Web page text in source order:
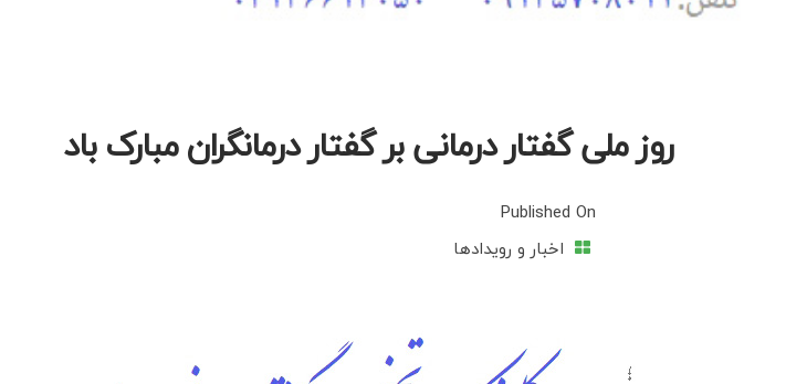
روز ملی گفتار درمانی بر گفتار درمانگران مبارک باد
Published On
اخبار و رویدادها